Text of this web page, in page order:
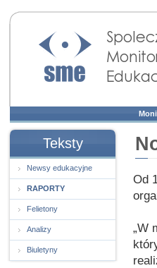
Społeczny Monitor
Edukacji
Teksty
Newsy edukacyjne
RAPORTY
Felietony
Analizy
Biuletyny
Od
„W